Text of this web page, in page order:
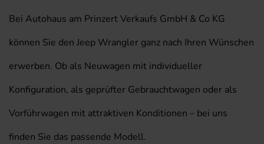
Bei Autohaus am Prinzert Verkaufs GmbH & Co KG
können Sie den Jeep Wrangler ganz nach Ihren Wünschen
erwerben. Ob als Neuwagen mit individueller
Konfiguration, als geprüfter Gebrauchtwagen oder als
Vorführwagen mit attraktiven Konditionen – bei uns
finden Sie das passende Modell.